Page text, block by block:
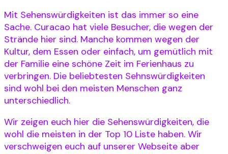
Mit Sehenswürdigkeiten ist das immer so eine
Sache. Curacao hat viele Besucher, die wegen der
Strände hier sind. Manche kommen wegen der
Kultur, dem Essen oder einfach, um gemütlich mit
der Familie eine schöne Zeit im Ferienhaus zu
verbringen. Die beliebtesten Sehnswürdigkeiten
sind wohl bei den meisten Menschen ganz
unterschiedlich.
Wir zeigen euch hier die Sehenswürdigkeiten, die
wohl die meisten in der Top 10 Liste haben. Wir
verschweigen euch auf unserer Webseite aber